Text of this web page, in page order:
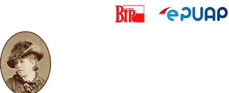
zawiera
system
dostępności.